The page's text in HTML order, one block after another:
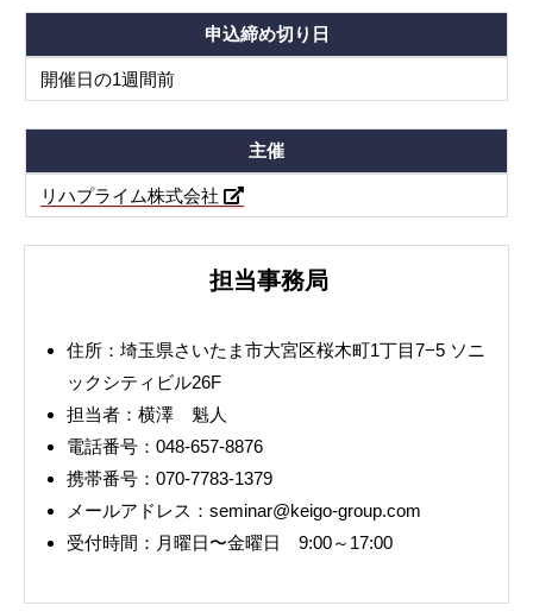
申込締め切り日
開催日の1週間前
主催
リハプライム株式会社
担当事務局
住所：埼玉県さいたま市大宮区桜木町1丁目7−5 ソニ
ックシティビル26F
担当者：横澤 魁人
電話番号：048-657-8876
携帯番号：070-7783-1379
メールアドレス：seminar@keigo-group.com
受付時間：月曜日〜金曜日 9:00～17:00